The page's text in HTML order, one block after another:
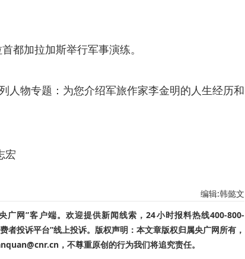
都加拉加斯举行军事演练。
列人物专题：为您介绍军旅作家李金明的人生经历和
宏
编辑:韩懿文
广网”客户端。欢迎提供新闻线索，24小时报料热线400-800-
者投诉平台”线上投诉。版权声明：本文章版权归属央广网所有，
，不尊重原创的行为我们将追究责任。